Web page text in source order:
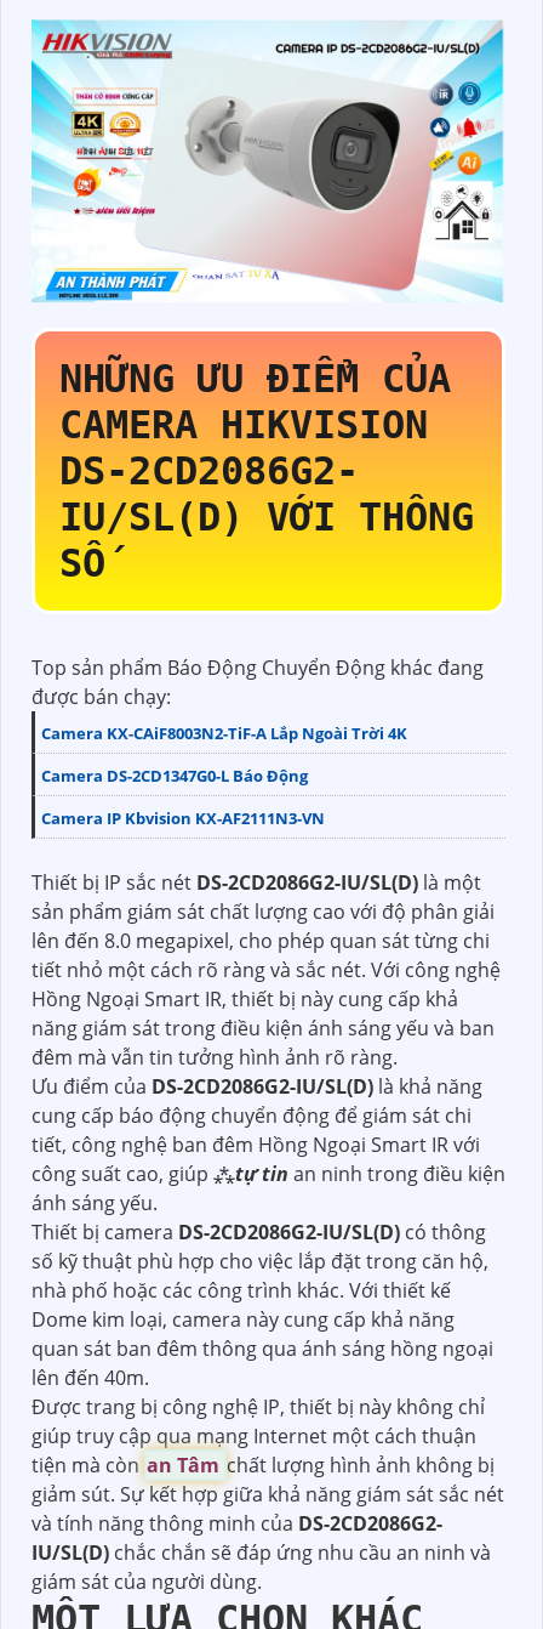
NHỮNG ƯU ĐIỂM CỦA
CAMERA HIKVISION
DS-2CD2086G2-
IU/SL(D) VỚI THÔNG
SỐ
Top sản phẩm Báo Động Chuyển Động khác đang
được bán chạy:
Camera KX-CAiF8003N2-TiF-A Lắp Ngoài Trời 4K
Camera DS-2CD1347G0-L Báo Động
Camera IP Kbvision KX-AF2111N3-VN
Thiết bị IP sắc nét DS-2CD2086G2-IU/SL(D) là một
sản phẩm giám sát chất lượng cao với độ phân giải
lên đến 8.0 megapixel, cho phép quan sát từng chi
tiết nhỏ một cách rõ ràng và sắc nét. Với công nghệ
Hồng Ngoại Smart IR, thiết bị này cung cấp khả
năng giám sát trong điều kiện ánh sáng yếu và ban
đêm mà vẫn tin tưởng hình ảnh rõ ràng.
Ưu điểm của DS-2CD2086G2-IU/SL(D) là khả năng
cung cấp báo động chuyển động để giám sát chi
tiết, công nghệ ban đêm Hồng Ngoại Smart IR với
công suất cao, giúp ⁂tự tin an ninh trong điều kiện
ánh sáng yếu.
Thiết bị camera DS-2CD2086G2-IU/SL(D) có thông
số kỹ thuật phù hợp cho việc lắp đặt trong căn hộ,
nhà phố hoặc các công trình khác. Với thiết kế
Dome kim loại, camera này cung cấp khả năng
quan sát ban đêm thông qua ánh sáng hồng ngoại
lên đến 40m.
Được trang bị công nghệ IP, thiết bị này không chỉ
giúp truy cập qua mạng Internet một cách thuận
tiện mà còn an Tâm chất lượng hình ảnh không bị
giảm sút. Sự kết hợp giữa khả năng giám sát sắc nét
và tính năng thông minh của DS-2CD2086G2-
IU/SL(D) chắc chắn sẽ đáp ứng nhu cầu an ninh và
giám sát của người dùng.
MỘT LỰA CHỌN KHÁC